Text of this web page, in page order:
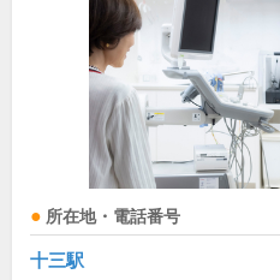
所在地・電話番号
十三駅